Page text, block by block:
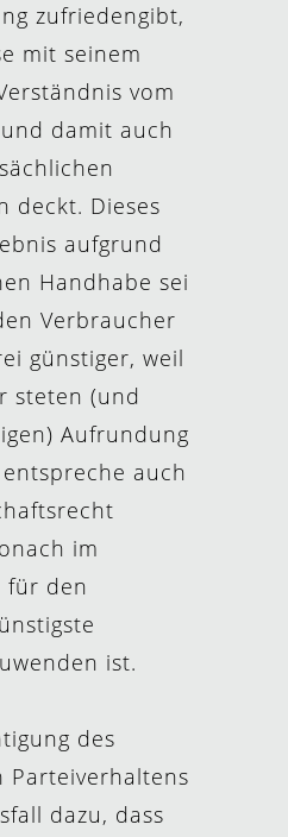
zufriedengibt,
mit seinem
vom
damit auch
deckt. Dieses
aufgrund
Handhabe sei
Verbraucher
günstiger, weil
steten (und
Aufrundung
auch
im
für den
ist.
des
Parteiverhaltens
dazu, dass